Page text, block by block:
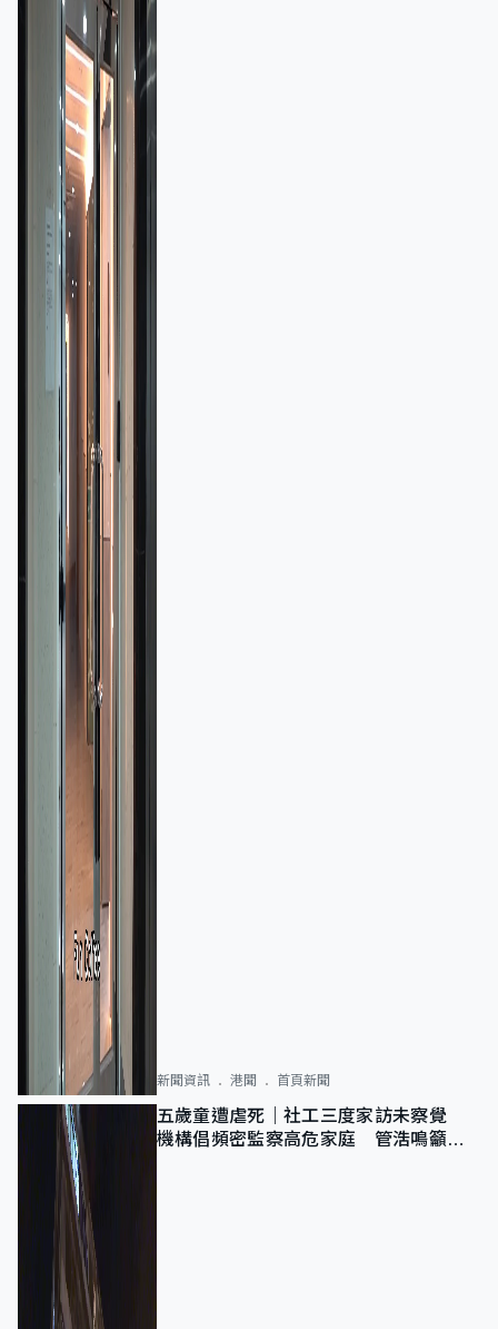
新聞資訊 港聞 首頁新聞
五歲童遭虐死｜社工三度家訪未察覺
機構倡頻密監察高危家庭 管浩鳴籲加